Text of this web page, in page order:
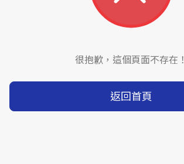
很抱歉，這個頁面不存在！
返回首頁